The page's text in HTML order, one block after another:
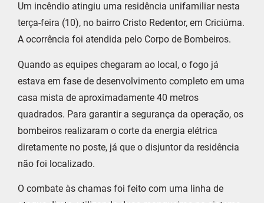
Um incêndio atingiu uma residência unifamiliar nesta
terça-feira (10), no bairro Cristo Redentor, em Criciúma.
A ocorrência foi atendida pelo Corpo de Bombeiros.
Quando as equipes chegaram ao local, o fogo já
estava em fase de desenvolvimento completo em uma
casa mista de aproximadamente 40 metros
quadrados. Para garantir a segurança da operação, os
bombeiros realizaram o corte da energia elétrica
diretamente no poste, já que o disjuntor da residência
não foi localizado.
O combate às chamas foi feito com uma linha de